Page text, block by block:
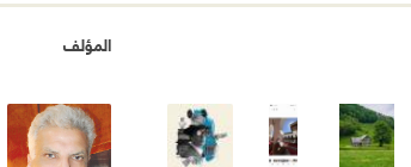
المؤلف